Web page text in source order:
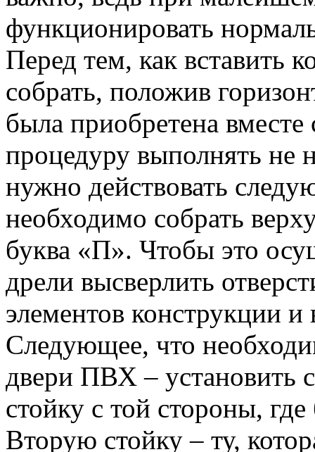
функционировать
Перед тем, как вставить
собрать, положив
была приобретена вместе
процедуру выполнять не
нужно действовать
необходимо собрать
буква «П». Чтобы это
дрели высверлить
элементов конструкции и
Следующее, что
двери ПВХ – установить
стойку с той стороны, где
Вторую стойку – ту,